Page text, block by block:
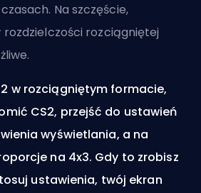
Na szczęście,
rozdzielczości rozciągniętej
w rozciągniętym formacie,
CS2, przejść do ustawień
wyświetlania, a na
na 4x3. Gdy to zrobisz
ustawienia, twój ekran